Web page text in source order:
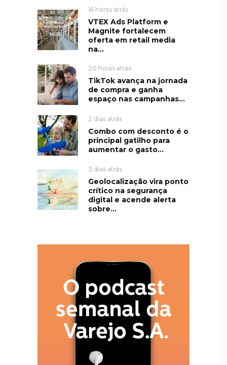
16 horas atrás
VTEX Ads Platform e
Magnite fortalecem
oferta em retail media
na...
20 horas atrás
TikTok avança na jornada
de compra e ganha
espaço nas campanhas...
2 dias atrás
Combo com desconto é o
principal gatilho para
aumentar o gasto...
3 dias atrás
Geolocalização vira ponto
crítico na segurança
digital e acende alerta
sobre...